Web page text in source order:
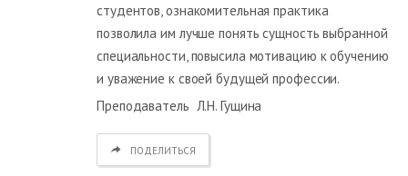
студентов, ознакомительная практика
позволила им лучше понять сущность выбранной
специальности, повысила мотивацию к обучению
и уважение к своей будущей профессии.
Преподаватель Л.Н. Гущина
ПОДЕЛИТЬСЯ